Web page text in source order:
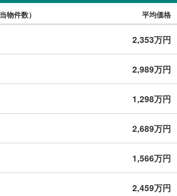
物件数） 平均価格
2,353万円
2,989万円
1,298万円
2,689万円
1,566万円
2,459万円